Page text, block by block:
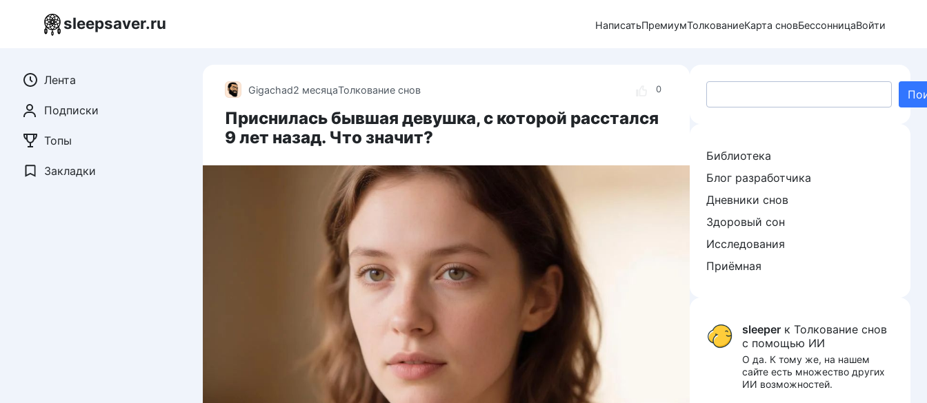
sleepsaver.ru НаписатьПремиумТолкованиеКарта сновБессонницаВойти
0
Gigachad2 месяцаТолкование снов
Приснилась бывшая девушка, с которой расстался
9 лет назад. Что значит?
Лента
Подписки
Топы
Закладки
Библиотека
Блог разработчика
Дневники снов
Здоровый сон
Исследования
Приёмная
sleeper к Толкование снов
с помощью ИИ
О да. К тому же, на нашем
сайте есть множество других
ИИ возможностей.